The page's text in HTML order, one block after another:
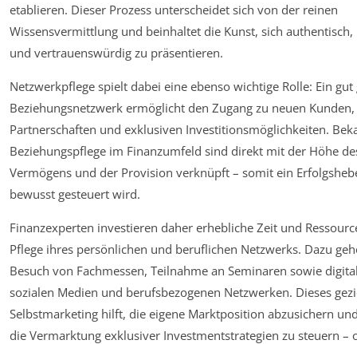
etablieren. Dieser Prozess unterscheidet sich von der reinen
Wissensvermittlung und beinhaltet die Kunst, sich
und vertrauenswürdig zu präsentieren.
Netzwerkpflege spielt dabei eine ebenso wichtige Rolle: Ein
Beziehungsnetzwerk ermöglicht den Zugang zu neuen Kunden,
Partnerschaften und exklusiven Investitionsmöglichkeiten.
Beziehungspflege im Finanzumfeld sind direkt mit der Höhe
Vermögens und der Provision verknüpft – somit ein
bewusst gesteuert wird.
Finanzexperten investieren daher erhebliche Zeit und
Pflege ihres persönlichen und beruflichen Netzwerks. Dazu
Besuch von Fachmessen, Teilnahme an Seminaren sowie
sozialen Medien und berufsbezogenen Netzwerken. Dieses
Selbstmarketing hilft, die eigene Marktposition abzusichern
die Vermarktung exklusiver Investmentstrategien zu steuern –